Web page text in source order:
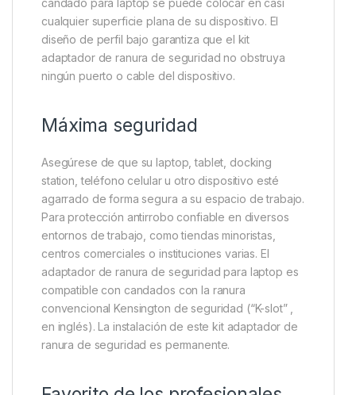
cualquier superficie plana de su dispositivo. El
diseño de perfil bajo garantiza que el kit
adaptador de ranura de seguridad no obstruya
ningún puerto o cable del dispositivo.
Máxima seguridad
Asegúrese de que su laptop, tablet, docking
station, teléfono celular u otro dispositivo esté
agarrado de forma segura a su espacio de trabajo.
Para protección antirrobo confiable en diversos
entornos de trabajo, como tiendas minoristas,
centros comerciales o instituciones varias. El
adaptador de ranura de seguridad para laptop es
compatible con candados con la ranura
convencional Kensington de seguridad (“K-slot” ,
en inglés). La instalación de este kit adaptador de
ranura de seguridad es permanente.